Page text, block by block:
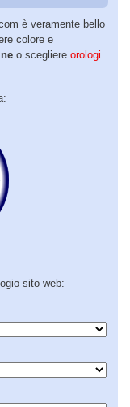
è veramente bello
colore e
o scegliere orologi
sito web: